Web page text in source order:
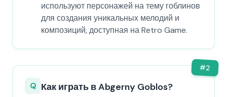
используют персонажей на тему гоблинов
для создания уникальных мелодий и
композиций, доступная на Retro Game.
#2
Q Как играть в Abgerny Goblos?